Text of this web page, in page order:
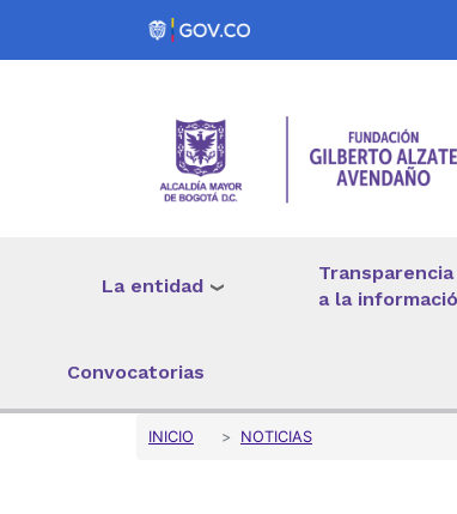
Pasar al contenido principal
La entidad
a la
Convocatorias
Sobrescribir
INICIO NOTICIAS